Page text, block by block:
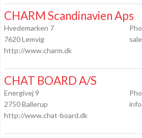
CHARM Scandinavien Aps
Hvedemarken 7
7620 Lemvig
http://www.charm.dk
CHAT BOARD A/S
Energivej 9
2750 Ballerup
http://www.chat-board.dk